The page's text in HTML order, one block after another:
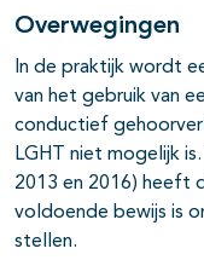
Overwegingen
In de praktijk wordt
van het gebruik van
conductief
LGHT niet mogelijk
2013 en 2016) heeft
voldoende bewijs is
stellen.